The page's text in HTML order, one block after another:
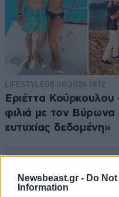
Newsbeast.gr - Do
Information
LIFESTYLE08·08·2026 19:12
Εριέττα Κούρκουλου
φιλιά με τον Βύρωνα
ευτυχίας δεδομένη»